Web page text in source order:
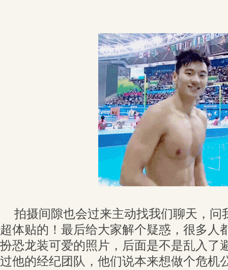
拍摄间隙也会过来主动找我们聊天，问
超体贴的！最后给大家解个疑惑，很多人
扮恐龙装可爱的照片，后面是不是乱入了
过他的经纪团队，他们说本来想做个危机